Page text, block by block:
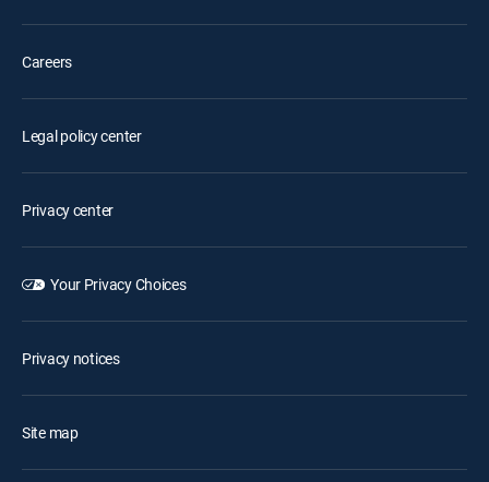
Careers
Legal policy center
Privacy center
Your Privacy Choices
Privacy notices
Site map